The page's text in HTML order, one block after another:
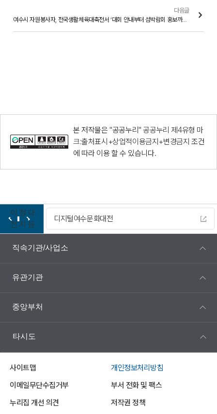
다음글
여수시 자원봉사자, 전국생활체육대축전서 ‘대회 안내부터 섬박람회 홍보까지’ 대활약
본 저작물은 "공공누리"공공누리 제4유형 마
크:출처표시+상업적이용금지+변경금지 조건
에 따라 이용 할 수 있습니다.
이
전
정
지
다
음
디지털여수문화대전
직속기관/사업소
유관기관
중앙부처
타시도
사이트맵
개인정보처리방침
이메일무단수집거부
부서 전화 및 팩스
누리집 개선 의견
저작권 정책